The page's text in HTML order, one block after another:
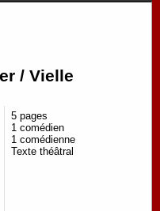
/ Vielle
5 pages
1 comédien
1 comédienne
Texte théâtral